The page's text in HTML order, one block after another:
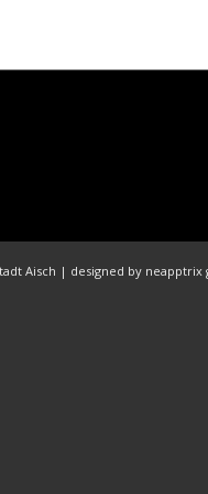
Aisch | designed by neapptrix